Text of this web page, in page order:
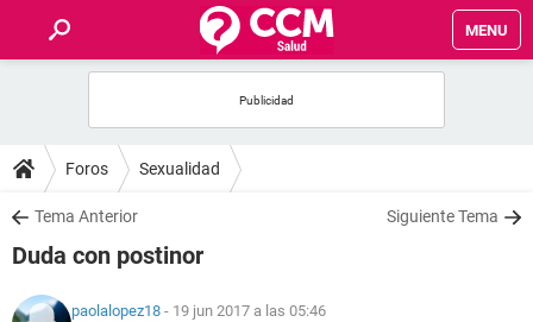
MENU
FOROS
SALUD
Foros Sexualidad
Tema Anterior Siguiente Tema
Duda con postinor
paolalopez18 - 19 jun 2017 a las 05:46